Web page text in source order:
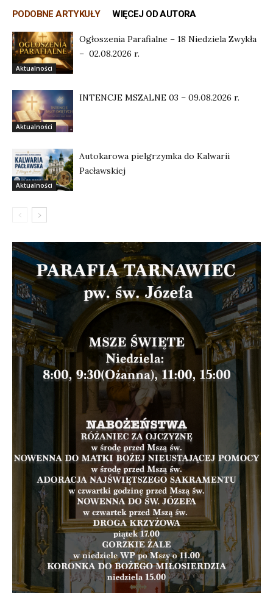
PODOBNE ARTYKUŁY WIĘCEJ OD AUTORA
Aktualności
Ogłoszenia Parafialne – 18 Niedziela Zwykła
– 02.08.2026 r.
Aktualności
INTENCJE MSZALNE 03 – 09.08.2026 r.
Aktualności
Autokarowa pielgrzymka do Kalwarii
Pacławskiej